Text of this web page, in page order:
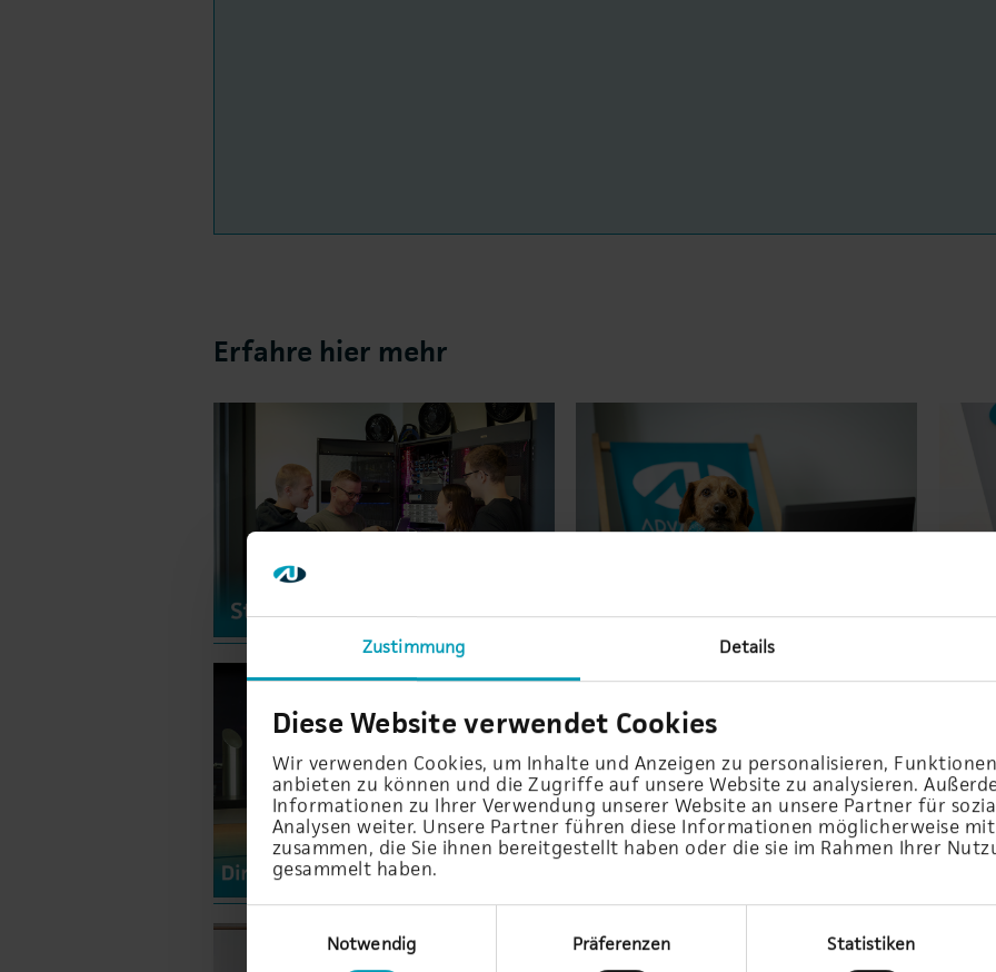
Zustimmung Details
Diese Website verwendet Cookies
Wir verwenden Cookies, um Inhalte und Anzeigen zu personalisieren,
anbieten zu können und die Zugriffe auf unsere Website zu analysieren.
Informationen zu Ihrer Verwendung unserer Website an unsere Partner für
Analysen weiter. Unsere Partner führen diese Informationen möglicherweise
zusammen, die Sie ihnen bereitgestellt haben oder die sie im Rahmen Ihrer
gesammelt haben.
Notwendig
Präferenzen Statistiken
Erfahre hier mehr